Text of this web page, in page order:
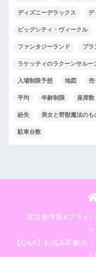
ディズニーデラックス デ
ビッグシティ・ヴィークル
ファンタジーランド プラ
ラケッティのラクーンサルー
入場制限予想 地図 売
平均 年齢制限 座席数
紛失 美女と野獣魔法のも
駐車台数
運営者情報&プライ
【Q&A】お悩み即解決